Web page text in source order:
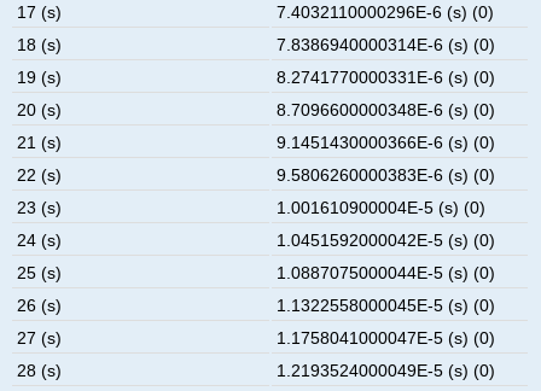
17 (s)
7.4032110000296E-6 (s) (0)
18 (s)
7.8386940000314E-6 (s) (0)
19 (s)
8.2741770000331E-6 (s) (0)
20 (s)
8.7096600000348E-6 (s) (0)
21 (s)
9.1451430000366E-6 (s) (0)
22 (s)
9.5806260000383E-6 (s) (0)
23 (s)
1.001610900004E-5 (s) (0)
24 (s)
1.0451592000042E-5 (s) (0)
25 (s)
1.0887075000044E-5 (s) (0)
26 (s)
1.1322558000045E-5 (s) (0)
27 (s)
1.1758041000047E-5 (s) (0)
28 (s)
1.2193524000049E-5 (s) (0)